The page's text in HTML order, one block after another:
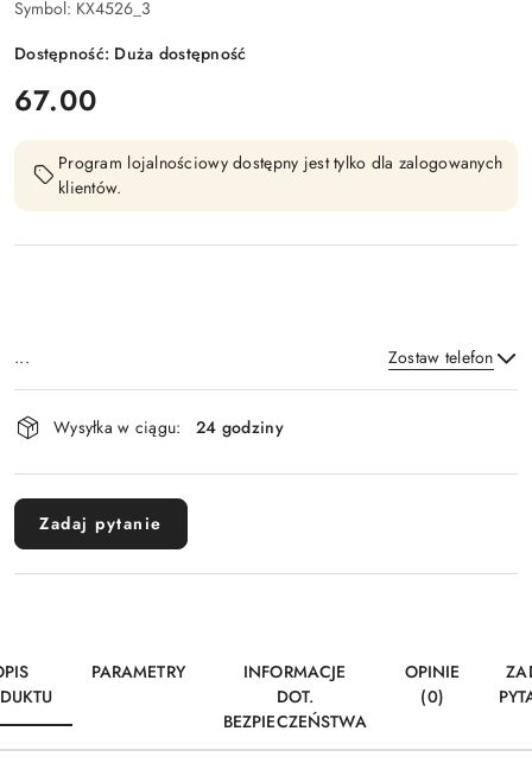
Symbol: KX4526_3
Dostępność: Duża dostępność
cena:
67.00
Program lojalnościowy dostępny jest tylko dla zalogowanych
klientów.
... Zostaw telefon
Dostępność
i
dostawa
Wysyłka w ciągu: 24 godziny
Zadaj pytanie
PARAMETRY
INFORMACJE
DOT.
BEZPIECZEŃSTWA
OPINIE
(0)